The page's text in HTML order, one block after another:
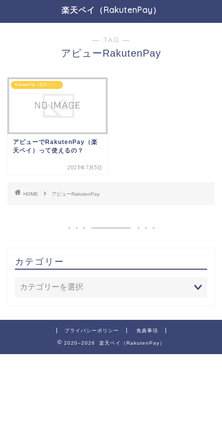
楽天ペイ（RakutenPay）
― TAG ―
アピューRakutenPay
RakutenPay（楽天ペイ）
アピューでRakutenPay（楽
天ペイ）って使えるの？
2023年7月5日
HOME アピューRakutenPay
カテゴリー
プライバシーポリシー 免責事項
2020–2026 楽天ペイ（RakutenPay）